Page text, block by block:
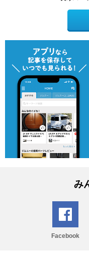
み
Facebook